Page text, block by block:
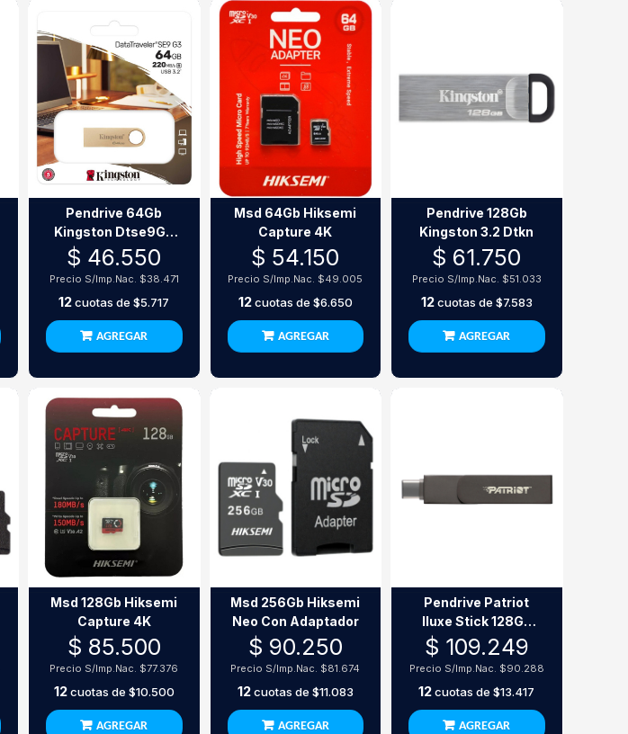
Pendrive 64Gb
Kingston Dtse9G3
Metalico
$ 46.550
Precio S/Imp.Nac. $38.471
12cuotas de$5.717
AGREGAR
Msd 64Gb Hiksemi
Capture 4K
$ 54.150
Precio S/Imp.Nac. $49.005
12cuotas de $6.650
AGREGAR
Pendrive 128Gb
Kingston 3.2 Dtkn
$ 61.750
Precio S/Imp.Nac. $51.033
12cuotas de $7.583
AGREGAR
Msd 128Gb Hiksemi
Capture 4K
$ 85.500
Precio S/Imp.Nac. $77.376
12cuotas de $10.500
AGREGAR
Msd 256Gb Hiksemi
Neo Con Adaptador
$ 90.250
Precio S/Imp.Nac. $81.674
12cuotas de $11.083
AGREGAR
Pendrive Patriot
Iluxe Stick 128Gb
Usb-C 3.2 Mfi
$ 109.249
Precio S/Imp.Nac. $90.288
12cuotas de$13.417
AGREGAR